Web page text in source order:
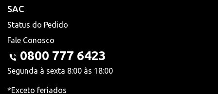
SAC
Status do Pedido
Fale Conosco
0800 777 6423
Segunda à sexta 8:00 às 18:00
*Exceto feriados